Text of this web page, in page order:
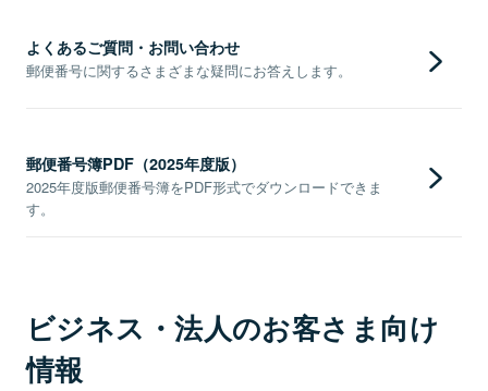
よくあるご質問・お問い合わせ
郵便番号に関するさまざまな疑問にお答えします。
郵便番号簿PDF（2025年度版）
2025年度版郵便番号簿をPDF形式でダウンロードできま
す。
ビジネス・法人のお客さま向け
情報